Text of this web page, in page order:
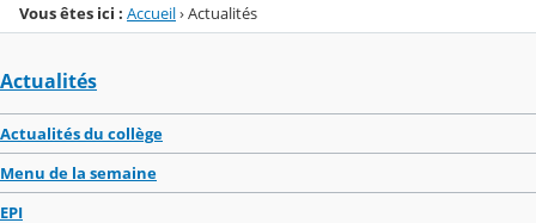
Vous êtes ici : Accueil›Actualités
Actualités
Actualités du collège
Menu de la semaine
EPI